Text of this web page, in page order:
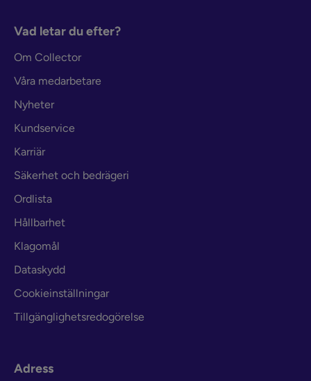
Vad letar du efter?
Om Collector
Våra medarbetare
Nyheter
Kundservice
Karriär
Säkerhet och bedrägeri
Ordlista
Hållbarhet
Klagomål
Dataskydd
Cookieinställningar
Tillgänglighetsredogörelse
Adress